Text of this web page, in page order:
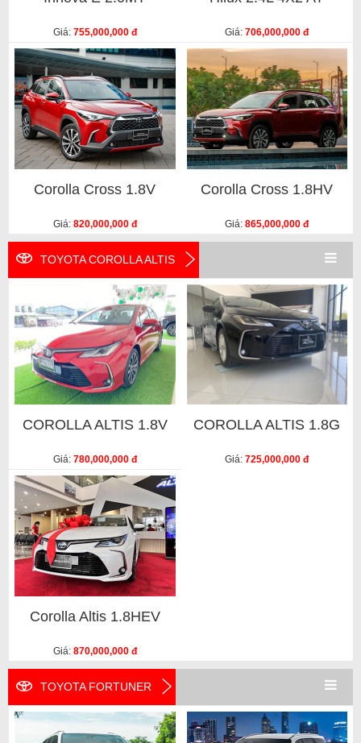
Giá: 755,000,000 đ Giá:706,000,000 đ
Corolla Cross 1.8V
Giá: 820,000,000 đ
Corolla Cross 1.8HV
Giá:865,000,000 đ
TOYOTA COROLLA ALTIS
COROLLA ALTIS 1.8V
Giá: 780,000,000 đ
COROLLA ALTIS 1.8G
Giá:725,000,000 đ
Corolla Altis 1.8HEV
Giá: 870,000,000 đ
TOYOTA FORTUNER